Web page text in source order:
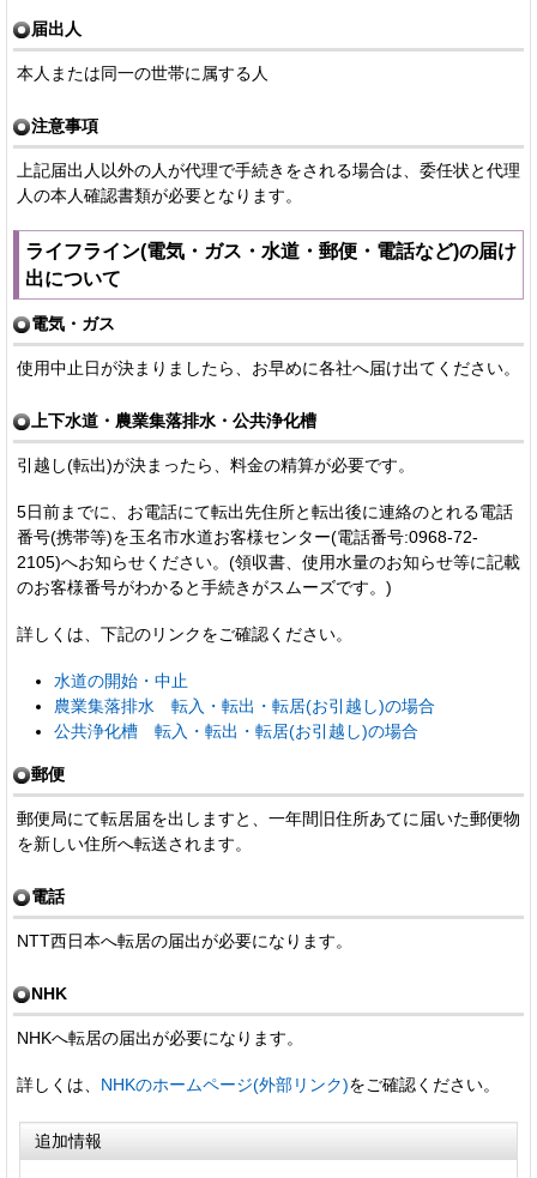
届出人
本人または同一の世帯に属する人
注意事項
上記届出人以外の人が代理で手続きをされる場合は、委任状と代理
人の本人確認書類が必要となります。
ライフライン(電気・ガス・水道・郵便・電話など)の届け
出について
電気・ガス
使用中止日が決まりましたら、お早めに各社へ届け出てください。
上下水道・農業集落排水・公共浄化槽
引越し(転出)が決まったら、料金の精算が必要です。
5日前までに、お電話にて転出先住所と転出後に連絡のとれる電話
番号(携帯等)を玉名市水道お客様センター(電話番号:0968-72-
2105)へお知らせください。(領収書、使用水量のお知らせ等に記載
のお客様番号がわかると手続きがスムーズです。)
詳しくは、下記のリンクをご確認ください。
水道の開始・中止
農業集落排水 転入・転出・転居(お引越し)の場合
公共浄化槽 転入・転出・転居(お引越し)の場合
郵便
郵便局にて転居届を出しますと、一年間旧住所あてに届いた郵便物
を新しい住所へ転送されます。
電話
NTT西日本へ転居の届出が必要になります。
NHK
NHKへ転居の届出が必要になります。
詳しくは、 NHKのホームページ(外部リンク)をご確認ください。
追加情報